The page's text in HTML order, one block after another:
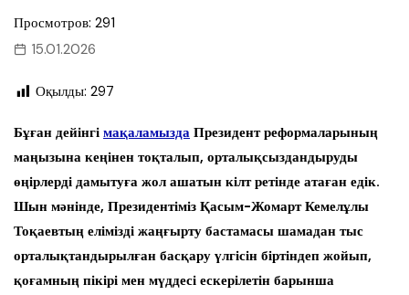
Просмотров: 291
15.01.2026
Оқылды: 297
Бұған дейінгі мақаламызда Президент реформаларының
маңызына кеңінен тоқталып, орталықсыздандыруды
өңірлерді дамытуға жол ашатын кілт ретінде атаған едік.
Шын мәнінде, Президентіміз Қасым-Жомарт Кемелұлы
Тоқаевтың елімізді жаңғырту бастамасы шамадан тыс
орталықтандырылған басқару үлгісін біртіндеп жойып,
қоғамның пікірі мен мүддесі ескерілетін барынша